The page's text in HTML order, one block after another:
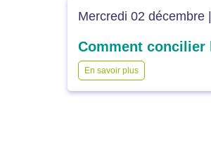
Mercredi 02 décembre |
En savoir plus